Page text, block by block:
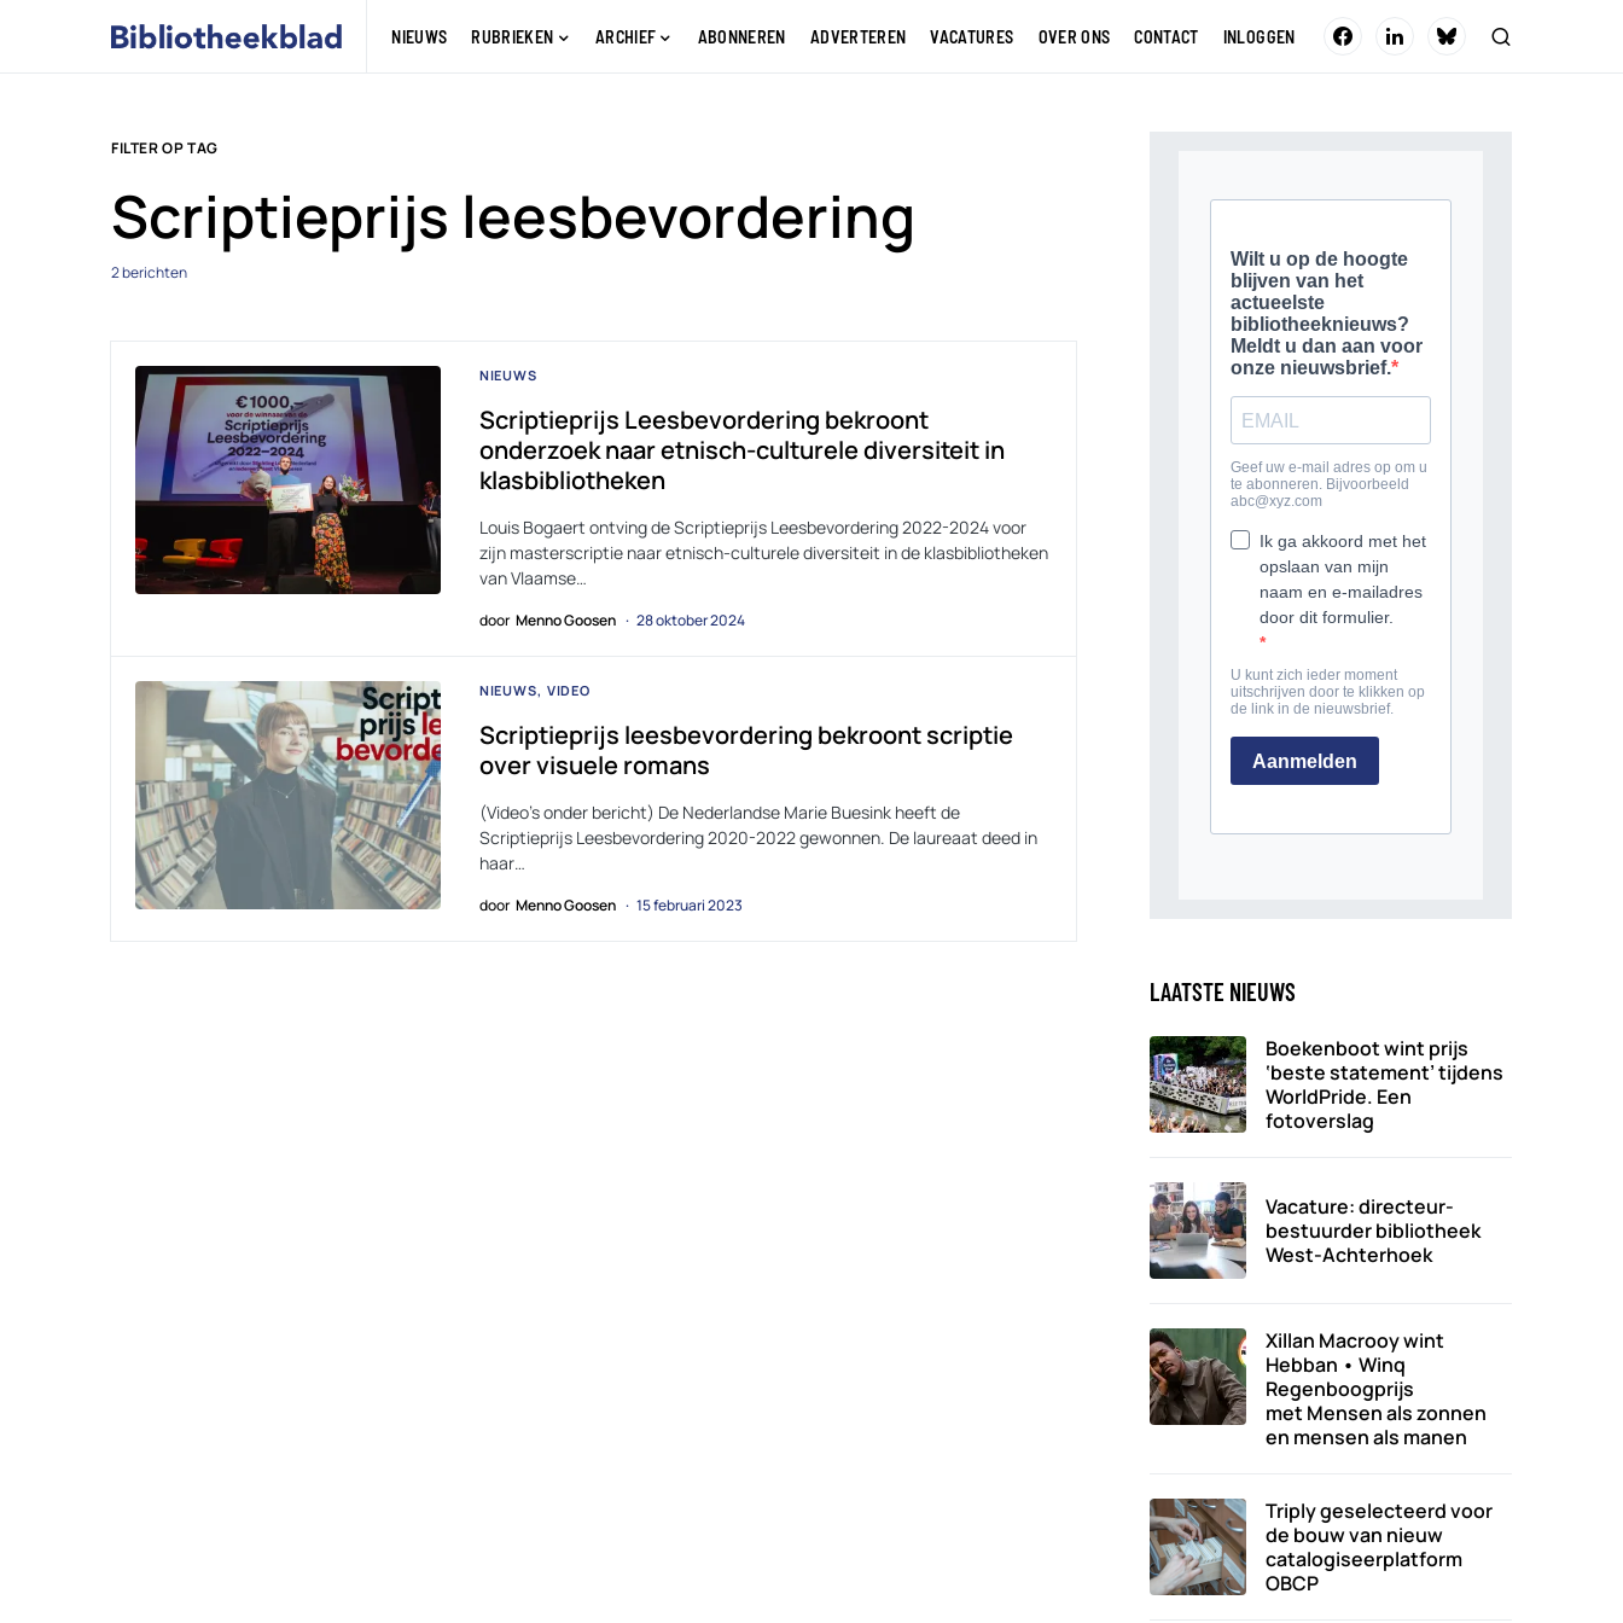
NIEUWS RUBRIEKEN ARCHIEF ABONNEREN ADVERTEREN VACATURES OVER ONS CONTACT INLOGGEN
FILTER OP TAG
Scriptieprijs leesbevordering
2 berichten
NIEUWS
Scriptieprijs Leesbevordering bekroont
onderzoek naar etnisch-culturele diversiteit in
klasbibliotheken
Louis Bogaert ontving de Scriptieprijs Leesbevordering 2022-2024 voor
zijn masterscriptie naar etnisch-culturele diversiteit in de klasbibliotheken
van Vlaamse…
door Menno Goosen 28 oktober 2024
NIEUWS VIDEO
Scriptieprijs leesbevordering bekroont scriptie
over visuele romans
(Video’s onder bericht) De Nederlandse Marie Buesink heeft de
Scriptieprijs Leesbevordering 2020-2022 gewonnen. De laureaat deed in
haar…
door Menno Goosen 15 februari 2023
LAATSTE NIEUWS
Boekenboot wint prijs
‘beste statement’ tijdens
WorldPride. Een
fotoverslag
Vacature: directeur-
bestuurder bibliotheek
West-Achterhoek
Xillan Macrooy wint
Hebban • Winq
Regenboogprijs
met Mensen als zonnen
en mensen als manen
Triply geselecteerd voor
de bouw van nieuw
catalogiseerplatform
OBCP